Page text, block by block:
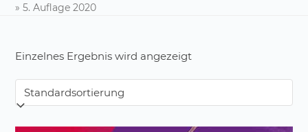
»5. Auflage 2020
Einzelnes Ergebnis wird angezeigt